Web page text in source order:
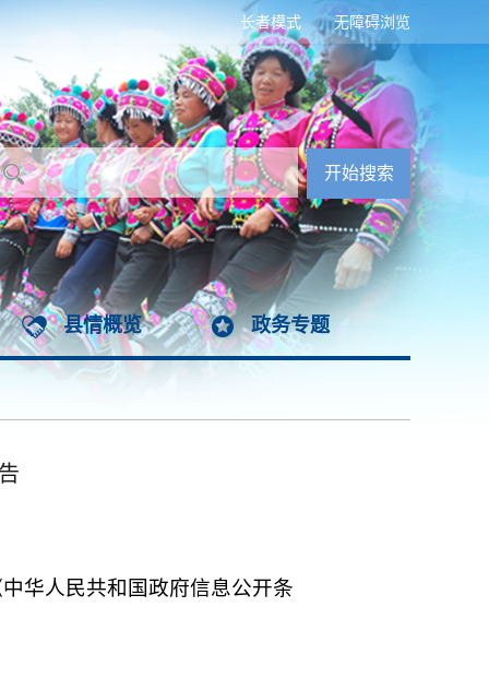
无障碍浏览
长者模式
县情概览 政务专题
华人民共和国政府信息公开条